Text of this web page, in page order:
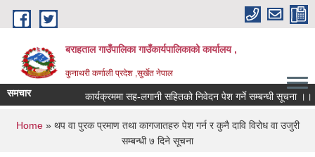
Skip to main content
बराहताल गाउँपालिका गाउँकार्यपालिकाको कार्यालय ,
कुनाथरी कर्णाली प्रदेश ,सुर्खेत नेपाल
समचार कार्यक्रममा सह-लगानी सहितको निवेदन पेश गर्ने सम्बन्धी सूचना ।।।
You are here
Home» थप वा पुरक प्रमाण तथा कागजातहरु पेश गर्न र कुनै दावि विरोध वा उजुरी
सम्बन्धी ७ दिने सूचना